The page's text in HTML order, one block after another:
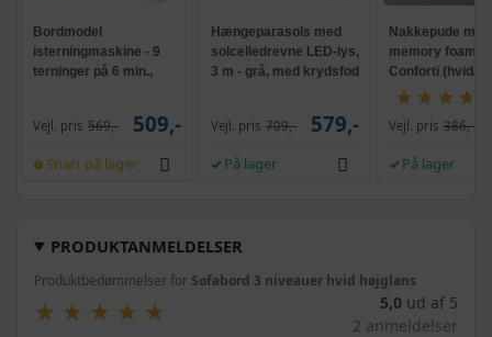
PRODUKTANMELDELSER
Produktbedømmelser for Sofabord 3 niveauer hvid højglans
★
★ ★
★ ★
★ ★
★ ★
★ 5,0 ud af 5
2 anmeldelser
Bordmodel
isterningmaskine - 9
terninger på 6 min.,
Vejl. pris 569,- 509,-
Snart på lager
Hængeparasols med
solcelledrevne LED-lys,
3 m - grå, med krydsfod
Vejl. pris 709,- 579,-
På lager
Nakkepude med
memory foam -
Conforti (hvid/
Vejl. pris 386,-
På lager